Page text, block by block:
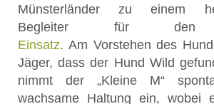
Münsterländer zu einem
Begleiter für
Einsatz. Am Vorstehen des
Jäger, dass der Hund Wild
nimmt der „Kleine M“
wachsame Haltung ein, wobei